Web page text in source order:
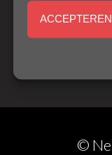
ACCEPTEREN
©